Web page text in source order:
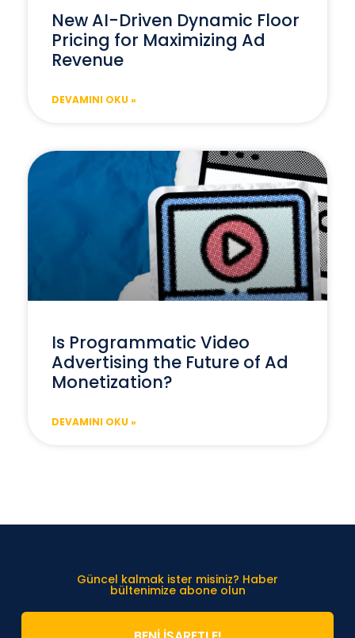
New AI-Driven Dynamic Floor
Pricing for Maximizing Ad
Revenue
DEVAMINI OKU »
Is Programmatic Video
Advertising the Future of Ad
Monetization?
DEVAMINI OKU »
Güncel kalmak ister misiniz? Haber
bültenimize abone olun